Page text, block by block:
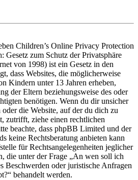
Children’s Online Privacy Protection
Gesetz zum Schutz der Privatsphäre
von 1998) ist ein Gesetz in den
dass Websites, die möglicherweise
Kindern unter 13 Jahren erheben,
der Eltern beziehungsweise des oder
benötigen. Wenn du dir unsicher
die Website, auf der du dich zu
zutrifft, ziehe einen rechtlichen
beachte, dass phpBB Limited und der
keine Rechtsberatung anbieten kann
für Rechtsangelegenheiten jeglicher
die unter der Frage „An wen soll ich
Beschwerden oder juristische Anfragen
behandelt werden.